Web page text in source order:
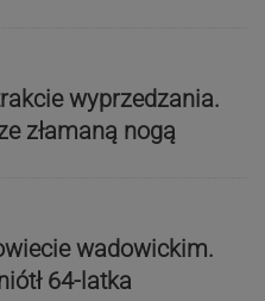
wyprzedzania.
złamaną nogą
wadowickim.
64-latka